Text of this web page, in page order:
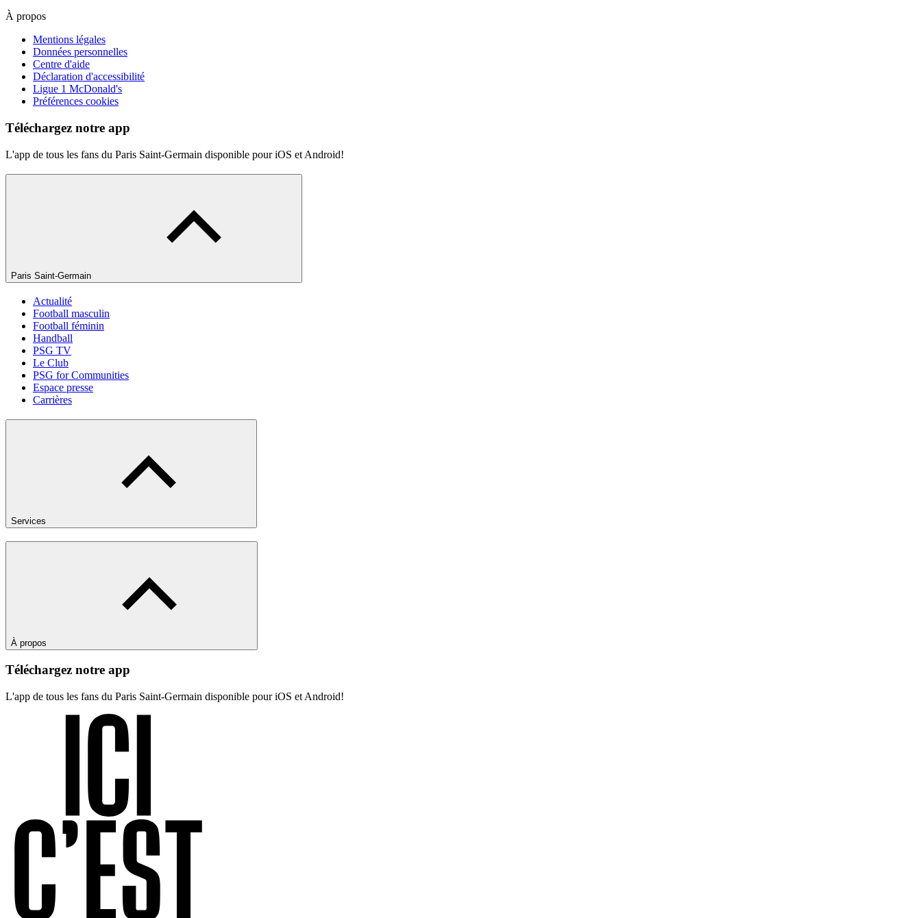
À propos
Mentions légales
Données personnelles
Centre d'aide
Déclaration d'accessibilité
Ligue 1 McDonald's
Préférences cookies
Téléchargez notre app
L'app de tous les fans du Paris Saint-Germain disponible pour iOS et Android!
Paris Saint-Germain
Actualité
Football masculin
Football féminin
Handball
PSG TV
Le Club
PSG for Communities
Espace presse
Carrières
Services
À propos
Téléchargez notre app
L'app de tous les fans du Paris Saint-Germain disponible pour iOS et Android!